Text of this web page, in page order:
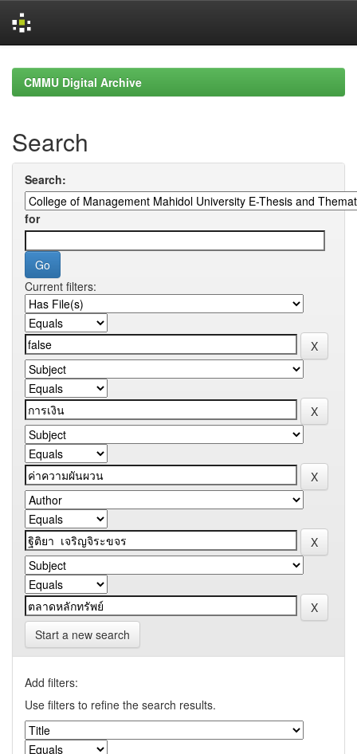
navigationCMMU Digital Archive
Search
Search:
for
Current filters:
Start a new search
Add filters:
Use filters to refine the search results.